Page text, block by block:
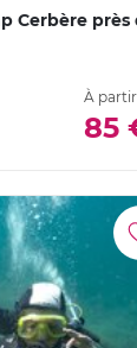
Cerbère près
À
85